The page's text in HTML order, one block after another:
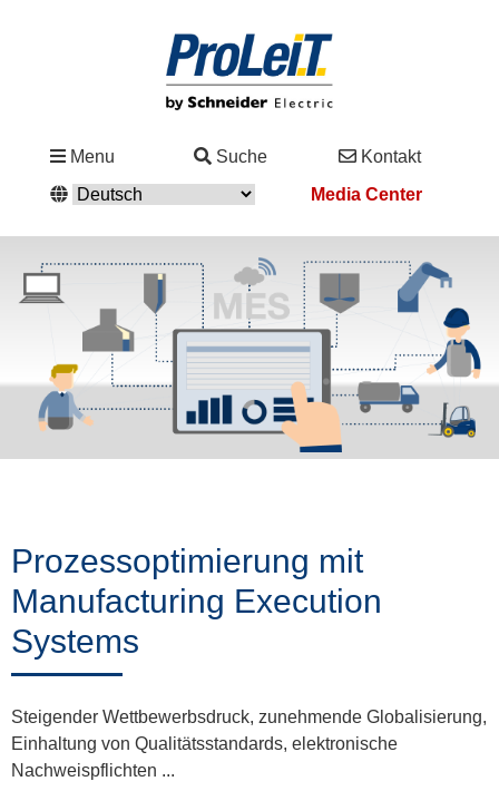
Menu Suche
Kontakt
Media Center
Lösungen
Service
Support
Academy
News
&
Prozessoptimierung mit
Manufacturing Execution
Systems
Steigender Wettbewerbsdruck, zunehmende Globalisierung,
Einhaltung von Qualitätsstandards, elektronische
Nachweispflichten ...